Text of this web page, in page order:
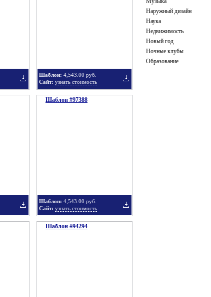
Наружный дизайн
Наука
Недвижимость
Новый год
Ночные клубы
Образование
Шаблон: 4,543.00 руб.
Сайт: узнать стоимость
Шаблон #97388
Шаблон: 4,543.00 руб.
Сайт: узнать стоимость
Шаблон #94294